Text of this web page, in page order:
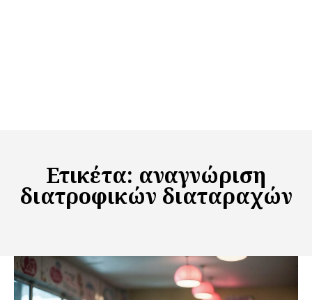
Ετικέτα: αναγνώριση
διατροφικών διαταραχών